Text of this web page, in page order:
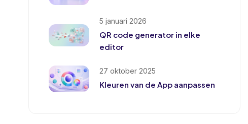
5 januari 2026
QR code generator in elke
editor
27 oktober 2025
Kleuren van de App aanpassen